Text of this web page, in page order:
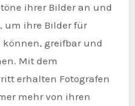
ihrer Bilder an und
um ihre Bilder für
greifbar und
Mit dem
erhalten Fotografen
mehr von ihren